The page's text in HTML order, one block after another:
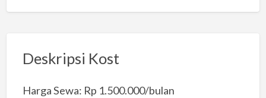
Deskripsi Kost
Harga Sewa: Rp 1.500.000/bulan